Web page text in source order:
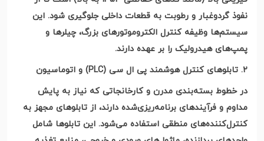
نفوذ گردوغبار و رطوبت به قطعات داخلی جلوگیری شود. این
سیستم‌ها وظیفه کنترل الکتروموتورهای بزرگ، چیلرها و
پمپ‌های هیدرولیک را بر عهده دارند.
۲. تابلوهای کنترل هوشمند پی ال سی (PLC)
و اتوماسیون
در خطوط بسته‌بندی مدرن و کارخانجاتی که نیاز به پایش
مداوم و فرآیندهای برنامه‌ریزی‌شده دارند، از تابلوهای مجهز به
کنترل‌کننده‌های منطقی استفاده می‌شود. این تابلوها شامل